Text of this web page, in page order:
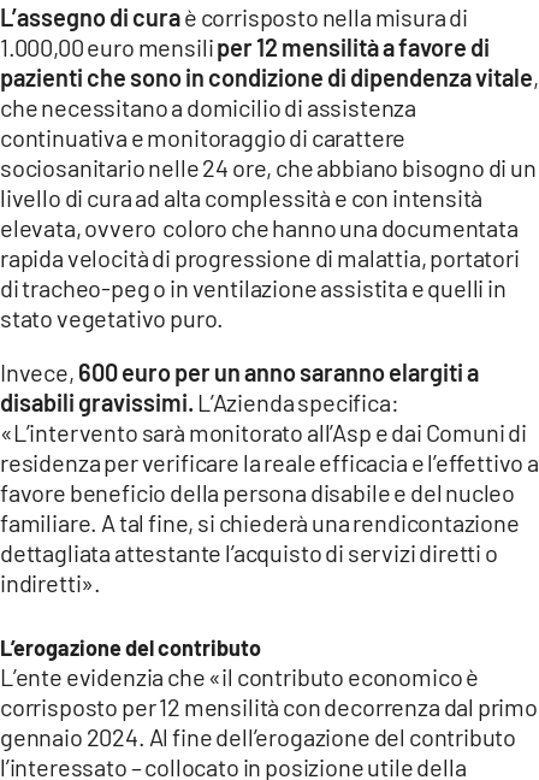
L’assegno di curaè corrisposto nella misura di
1.000,00 euro mensiliper 12 mensilità a favore di
pazienti che sono in condizione di dipendenza vitale,
che necessitano a domicilio di assistenza
continuativa e monitoraggio di carattere
sociosanitario nelle 24 ore, che abbiano bisogno di un
livello di cura ad alta complessità e con intensità
elevata, ovvero coloro che hanno una documentata
rapida velocità di progressione di malattia, portatori
di tracheo-peg o in ventilazione assistita e quelli in
stato vegetativo puro.
Invece, 600 euro per un anno saranno elargiti a
disabili gravissimi. L’Azienda specifica:
«L’intervento sarà monitorato all’Asp e dai Comuni di
residenza per verificare la reale efficacia e l’effettivo a
favore beneficio della persona disabile e del nucleo
familiare. A tal fine, si chiederà una rendicontazione
dettagliata attestante l’acquisto di servizi diretti o
indiretti».
L’erogazione del contributo
L’ente evidenzia che «il contributo economico è
corrisposto per 12 mensilità con decorrenza dal primo
gennaio 2024. Al fine dell’erogazione del contributo
l’interessato – collocato in posizione utile della